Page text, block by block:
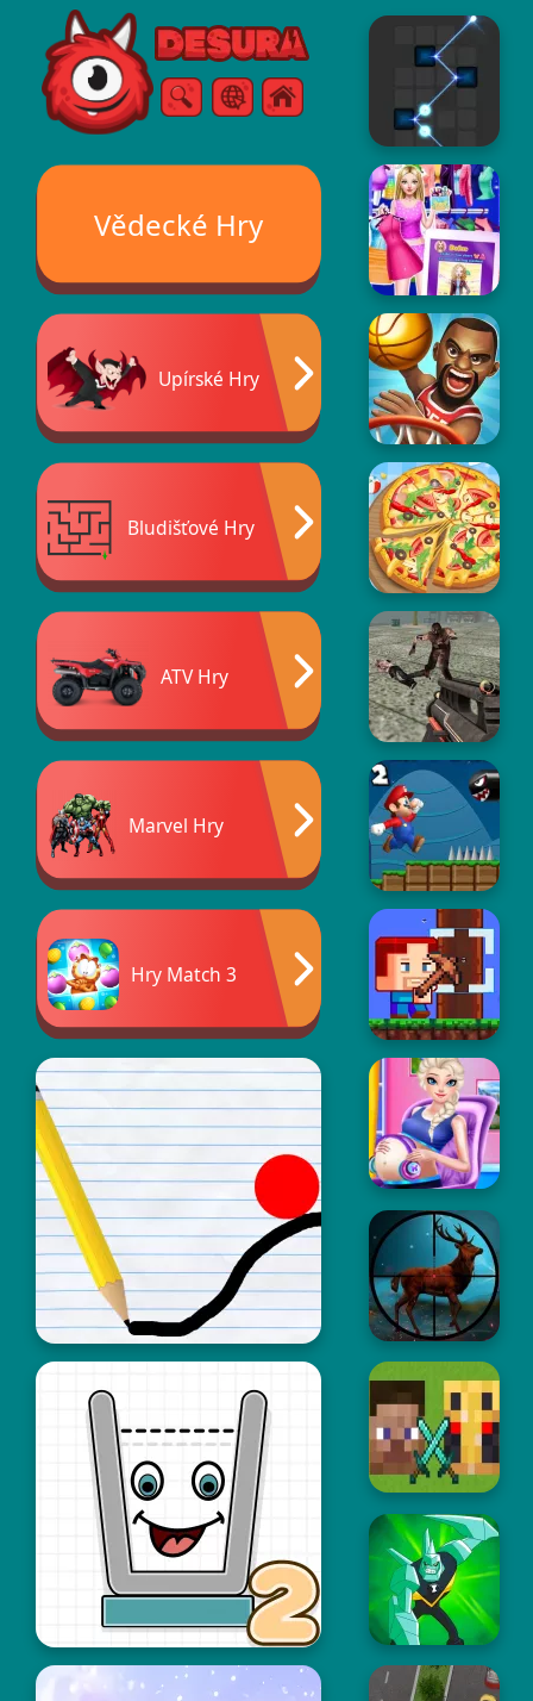
Free Online Games
Vyhledávání
Menu
Vědecké Hry
Upírské Hry
Bludišťové Hry
ATV Hry
Marvel Hry
Hry Match 3